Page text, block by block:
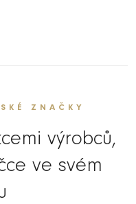
ZNAČKY
výrobců,
ve svém